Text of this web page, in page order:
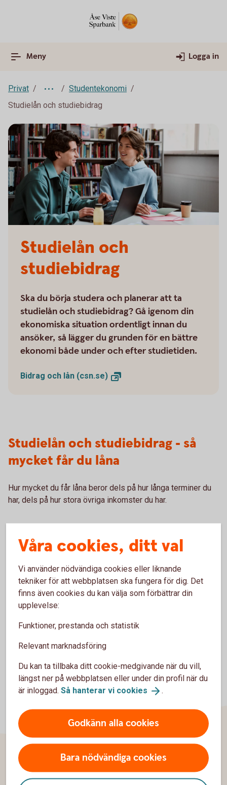
Meny Logga in
Privat
Studentekonomi
Studielån och studiebidrag
Studielån och
studiebidrag
Ska du börja studera och planerar att ta
studielån och studiebidrag? Gå igenom din
ekonomiska situation ordentligt innan du
ansöker, så lägger du grunden för en bättre
ekonomi både under och efter studietiden.
Bidrag och lån (csn.se)
Studielån och studiebidrag - så
mycket får du låna
Hur mycket du får låna beror dels på hur långa terminer du
har, dels på hur stora övriga inkomster du har.
Ungas ekonomi - statistik
Faktablad
Ungas ekonomi - aktuella siffror 2021 (pdf)
Våra cookies, ditt val
Vi använder nödvändiga cookies eller liknande
tekniker för att webbplatsen ska fungera för dig. Det
finns även cookies du kan välja som förbättrar din
upplevelse:
Funktioner, prestanda och statistik
Relevant marknadsföring
Du kan ta tillbaka ditt cookie-medgivande när du vill,
längst ner på webbplatsen eller under din profil när du
är inloggad. Så hanterar vi cookies .
Godkänn alla cookies
Bara nödvändiga cookies
Sidfot
Hitta snabbt